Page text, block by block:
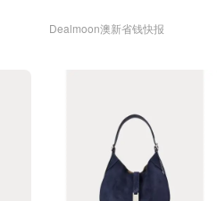
Dealmoon澳新省钱快报